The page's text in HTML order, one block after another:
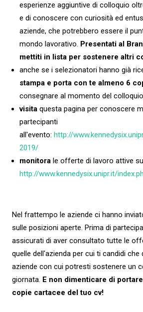
esperienze aggiuntive di colloquio
e di conoscere con curiosità ed
aziende, che potrebbero essere il
mondo lavorativo. Presentati al
mettiti in lista per sostenere altri
anche se i selezionatori hanno già
stampa e porta con te almeno 6
consegnare al momento del colloquio
visita questa pagina per conoscere
partecipanti
all'evento: http://
2019/
monitorale offerte di lavoro attive
http://www.kennedysix.unipr.it/
Nel frattempo le aziende ci hanno
sulle posizioni aperte. Prima di
assicurati di aver consultato tutte le
quelle dell'azienda per cui ti candidi che
aziende con cui potresti sostenere un
giornata. E non dimenticare di
copie cartacee del tuo cv!